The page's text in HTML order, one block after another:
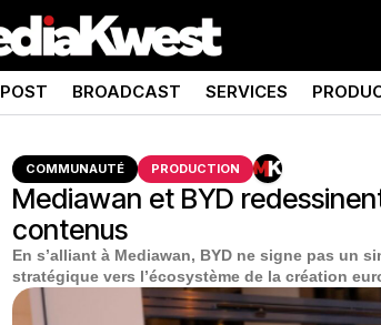
POST BROADCAST SERVICES
COMMUNAUTÉ PRODUCTION
Mediawan et BYD
contenus
En s’alliant à Mediawan, BYD ne signe pas un
stratégique vers l’écosystème de la création